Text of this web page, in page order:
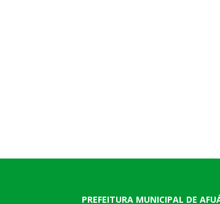
PREFEITURA MUNICIPAL DE